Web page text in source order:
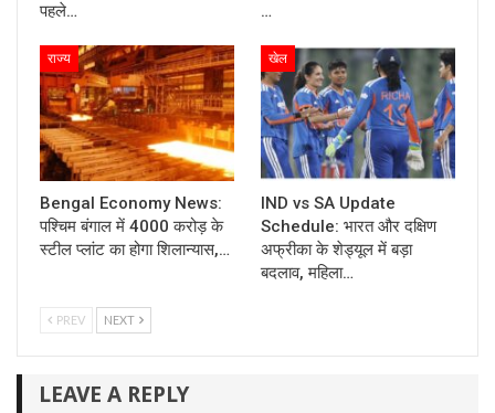
पहले…
…
राज्य
Bengal Economy News:
पश्चिम बंगाल में 4000 करोड़ के
स्टील प्लांट का होगा शिलान्यास,…
खेल
IND vs SA Update
Schedule: भारत और दक्षिण
अफ्रीका के शेड्यूल में बड़ा
बदलाव, महिला…
PREV NEXT
LEAVE A REPLY